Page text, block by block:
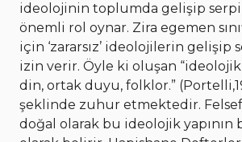
ideolojinin toplumda gelişip
önemli rol oynar. Zira egemen
için ‘zararsız’ ideolojilerin gelişip
izin verir. Öyle ki oluşan
din, ortak duyu, folklor.”
şeklinde zuhur etmektedir.
doğal olarak bu ideolojik yapının